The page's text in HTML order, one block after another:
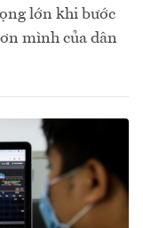
lớn khi bước
mình của dân